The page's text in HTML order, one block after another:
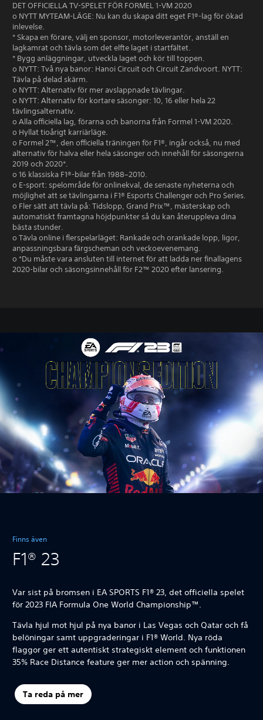
DET OFFICIELLA TV-SPELET FÖR FORMEL 1-VM 2020
o NYTT MYTEAM-LÄGE: Nu kan du skapa ditt eget F1®-lag för ökad
inlevelse.
* Skapa en förare, välj en sponsor, motorleverantör, anställ en
lagkamrat och tävla som det elfte laget i startfältet.
* Bygg anläggningar, utveckla laget och kör till toppen.
o NYTT: Två nya banor: Hanoi Circuit och Circuit Zandvoort. NYTT:
Tävla på delad skärm.
o NYTT: Alternativ för mer avslappnade tävlingar.
o NYTT: Alternativ för kortare säsonger: 10, 16 eller hela 22
tävlingsalternativ.
o Alla officiella lag, förarna och banorna från Formel 1-VM 2020.
o Hyllat tioårigt karriärläge.
o Formel 2™, den officiella träningen för F1®, ingår också, nu med
alternativ för halva eller hela säsonger och innehåll för säsongerna
2019 och 2020*.
o 16 klassiska F1®-bilar från 1988–2010.
o E-sport: spelområde för onlinekval, de senaste nyheterna och
möjlighet att se tävlingarna i F1® Esports Challenger och Pro Series.
o Fler sätt att tävla på: Tidslopp, Grand Prix™, mästerskap och
automatiskt framtagna höjdpunkter så du kan återuppleva dina
bästa stunder.
o Tävla online i flerspelarläget: Rankade och orankade lopp, ligor,
anpassningsbara färgscheman och veckoevenemang.
o *Du måste vara ansluten till internet för att ladda ner finallagens
2020-bilar och säsongsinnehåll för F2™ 2020 efter lansering.
Finns även
F1® 23
Var sist på bromsen i EA SPORTS F1® 23, det officiella spelet
för 2023 FIA Formula One World Championship™.
Tävla hjul mot hjul på nya banor i Las Vegas och Qatar och få
belöningar samt uppgraderingar i F1® World. Nya röda
flaggor ger ett autentiskt strategiskt element och funktionen
35% Race Distance feature ger mer action och spänning.
Ta reda på mer